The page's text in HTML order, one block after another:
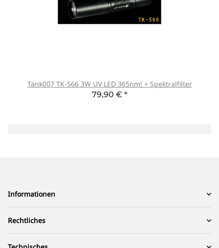
Tank007 TK-566 3W UV LED 365nm! + Spektralfilter
79,90 € *
Informationen
Rechtliches